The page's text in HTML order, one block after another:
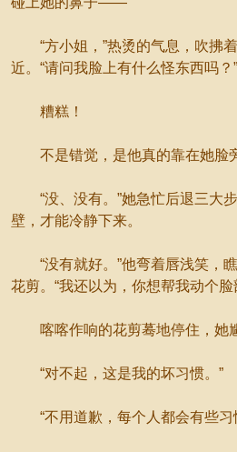
“方小姐，”热烫的气息，吹拂
近。“请问我脸上有什么怪东西吗？”
糟糕！
不是错觉，是他真的靠在她脸
“没、没有。”她急忙后退三大
壁，才能冷静下来。
“没有就好。”他弯着唇浅笑，
花剪。“我还以为，你想帮我动个脸
喀喀作响的花剪蓦地停住，她尴
“对不起，这是我的坏习惯。”
“不用道歉，每个人都会有些习